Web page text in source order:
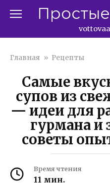
Главная » Рецепты
Самые
супов из
— идеи для
гурмана и
советы
Время чтения
11 мин.